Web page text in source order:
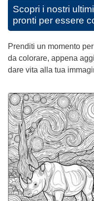
Scopri i nostri
pronti per essere
Prenditi un momento
da colorare, appena
dare vita alla tua